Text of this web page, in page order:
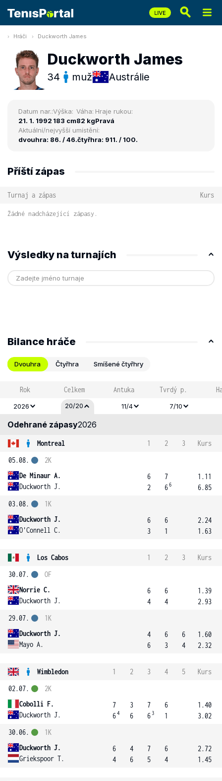
Hráči Duckworth James
Duckworth James
34 muž Austrálie
Datum nar.:
21. 1. 1992
Výška:
183 cm
Váha:
82 kg
Hraje rukou:
Pravá
Aktuální/nejvyšší umístění:
dvouhra: 86. / 46.čtyřhra: 911. / 100.
Příští zápas
Turnaj a zápas Kurs
Žádné nadcházející zápasy.
Výsledky na turnajích
Bilance hráče
Dvouhra Čtyřhra Smíšené čtyřhry
Rok Celkem Antuka Tvrdý p.
2026 20/20 11/4 7/10
Odehrané zápasy2026
Montreal 1 2 3
Kurs
05.08.
De Minaur A.
Duckworth J.
2K
6
2
7
66
1.11
6.85
03.08.
Duckworth J.
O'Connell C.
1K
6
3
6
1
2.24
1.63
Los Cabos 1 2 3
Kurs
30.07.
Norrie C.
Duckworth J.
OF
6
4
6
4
1.39
2.93
29.07.
Duckworth J.
Mayo A.
1K
4
6
6
3
6
4
1.60
2.32
Wimbledon 1 2 3 4 5
Kurs
02.07.
Cobolli F.
Duckworth J.
2K
7
64
3
6
7
6 3
6
1
1.40
3.02
30.06.
Duckworth J.
Griekspoor T.
1K
6
4
4
6
7
5
6
4
2.72
1.45